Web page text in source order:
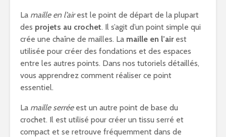
La maille en l’airest le point de départ de la plupart
des projets au crochet. Il s’agit d’un point simple qui
crée une chaîne de mailles. La maille en l’airest
utilisée pour créer des fondations et des espaces
entre les autres points. Dans nos tutoriels détaillés,
vous apprendrez comment réaliser ce point
essentiel.
La maille serréeest un autre point de base du
crochet. Il est utilisé pour créer un tissu serré et
compact et se retrouve fréquemment dans de